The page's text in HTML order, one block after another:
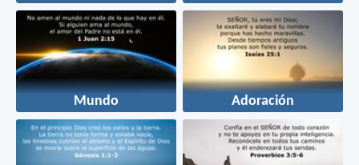
Mundo Adoración